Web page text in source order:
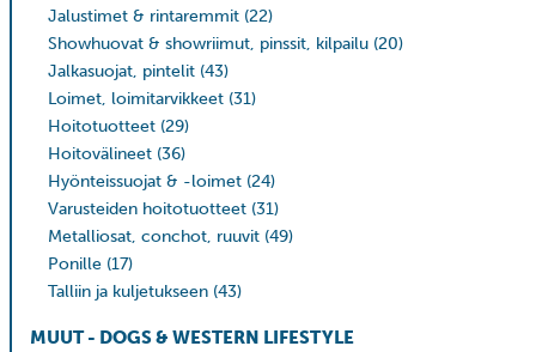
Jalustimet & rintaremmit (22)
Showhuovat & showriimut, pinssit, kilpailu (20)
Jalkasuojat, pintelit (43)
Loimet, loimitarvikkeet (31)
Hoitotuotteet (29)
Hoitovälineet (36)
Hyönteissuojat & -loimet (24)
Varusteiden hoitotuotteet (31)
Metalliosat, conchot, ruuvit (49)
Ponille (17)
Talliin ja kuljetukseen (43)
MUUT - DOGS & WESTERN LIFESTYLE